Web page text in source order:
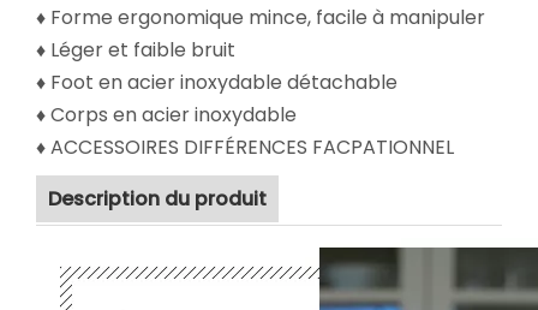
♦ Forme ergonomique mince, facile à manipuler
♦ Léger et faible bruit
♦ Foot en acier inoxydable détachable
♦ Corps en acier inoxydable
♦ ACCESSOIRES DIFFÉRENCES FACPATIONNEL
Description du produit